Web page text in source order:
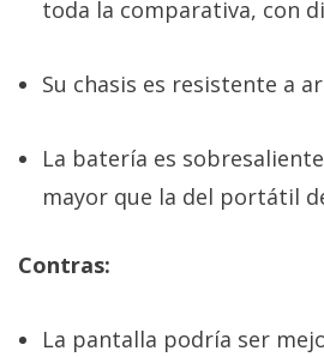
toda la comparativa, con
Su chasis es resistente a
La batería es
mayor que la del portátil
Contras:
La pantalla podría ser